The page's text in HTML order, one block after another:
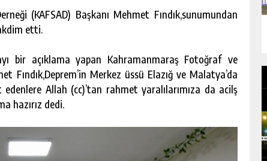
(KAFSAD) Başkanı Mehmet Fındık,sunumundan
etti.
bir açıklama yapan Kahramanmaraş Fotoğraf ve
Fındık,Deprem’in Merkez üssü Elazığ ve Malatya’da
Allah (cc)’tan rahmet yaralılarımıza da acilş
hazırız dedi.